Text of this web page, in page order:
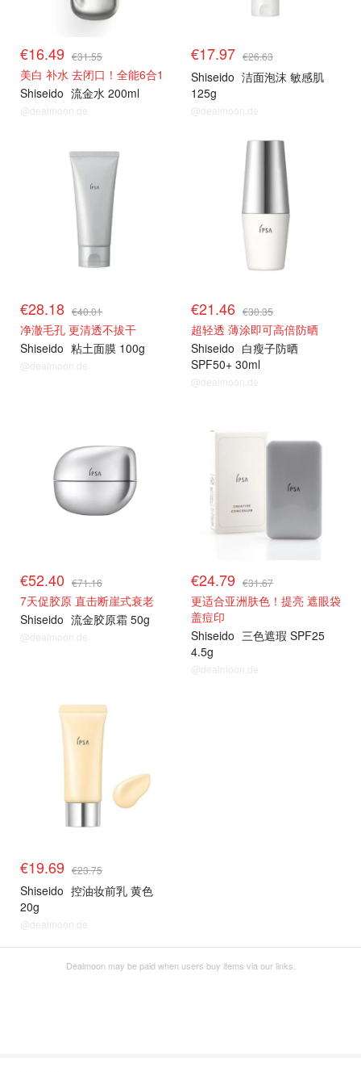
€16.49 €31.55
美白 补水 去闭口！全能6合1
Shiseido 流金水 200ml
@dealmoon.de
€17.97 €26.63
Shiseido 洁面泡沫 敏感肌
125g
@dealmoon.de
€28.18 €40.01
净澈毛孔 更清透不拔干
Shiseido 粘土面膜 100g
@dealmoon.de
€21.46 €30.35
超轻透 薄涂即可高倍防晒
Shiseido 白瘦子防晒
SPF50+ 30ml
@dealmoon.de
€52.40 €71.16
7天促胶原 直击断崖式衰老
Shiseido 流金胶原霜 50g
@dealmoon.de
€24.79 €31.67
更适合亚洲肤色！提亮 遮眼袋
盖痘印
Shiseido 三色遮瑕 SPF25
4.5g
@dealmoon.de
€19.69 €23.75
Shiseido 控油妆前乳 黄色
20g
@dealmoon.de
Dealmoon may be paid when users buy items via our links.